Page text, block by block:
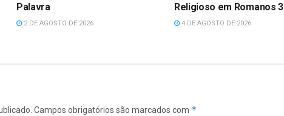
Palavra
2 DE AGOSTO DE 2026
Religioso em Romanos 3
4 DE AGOSTO DE 2026
Campos obrigatórios são marcados com *